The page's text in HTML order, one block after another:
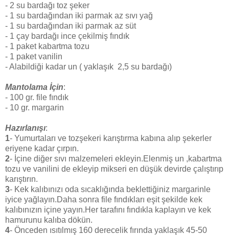
- 2 su bardağı toz şeker
- 1 su bardağından iki parmak az sıvı yağ
- 1 su bardağından iki parmak az süt
- 1 çay bardağı ince çekilmiş fındık
- 1 paket kabartma tozu
- 1 paket vanilin
- Alabildiği kadar un ( yaklaşık 2,5 su bardağı)
Mantolama İçin:
- 100 gr. file fındık
- 10 gr. margarin
Hazırlanışı:
1- Yumurtaları ve tozşekeri karıştırma kabına alıp şekerler
eriyene kadar çırpın.
2- İçine diğer sıvı malzemeleri ekleyin.Elenmiş un ,kabartma
tozu ve vanilini de ekleyip mikseri en düşük devirde çalıştırıp
karıştırın.
3- Kek kalıbınızı oda sıcaklığında beklettiğiniz margarinle
iyice yağlayın.Daha sonra file fındıkları eşit şekilde kek
kalıbınızın içine yayın.Her tarafını fındıkla kaplayın ve kek
hamurunu kalıba dökün.
4- Önceden ısıtılmış 160 derecelik fırında yaklaşık 45-50